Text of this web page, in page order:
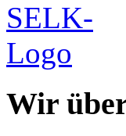
Wir